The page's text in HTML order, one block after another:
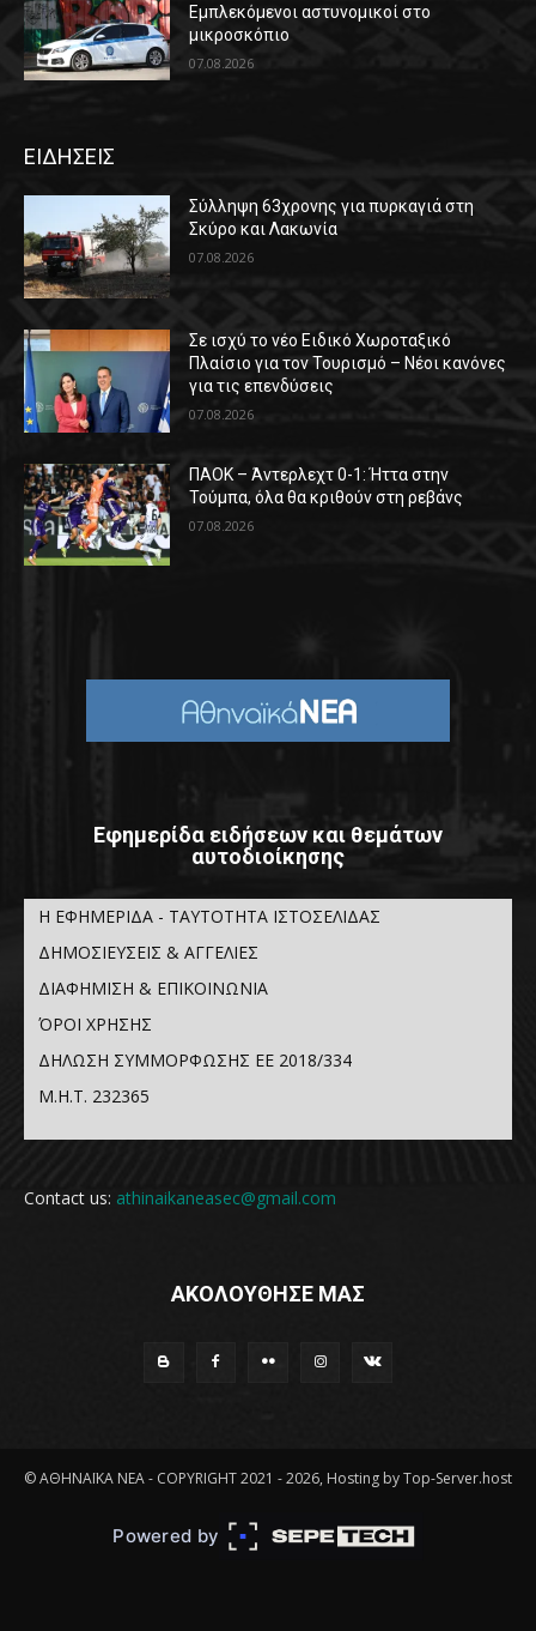
Εμπλεκόμενοι αστυνομικοί στο
μικροσκόπιο
07.08.2026
ΕΙΔΗΣΕΙΣ
Σύλληψη 63χρονης για πυρκαγιά στη
Σκύρο και Λακωνία
07.08.2026
Σε ισχύ το νέο Ειδικό Χωροταξικό
Πλαίσιο για τον Τουρισμό – Νέοι κανόνες
για τις επενδύσεις
07.08.2026
ΠΑΟΚ – Άντερλεχτ 0-1: Ήττα στην
Τούμπα, όλα θα κριθούν στη ρεβάνς
07.08.2026
Εφημερίδα ειδήσεων και θεμάτων
αυτοδιοίκησης
Η ΕΦΗΜΕΡΙΔΑ - ΤΑΥΤΟΤΗΤΑ ΙΣΤΟΣΕΛΙΔΑΣ
ΔΗΜΟΣΙΕΥΣΕΙΣ & ΑΓΓΕΛΙΕΣ
ΔΙΑΦΗΜΙΣΗ & ΕΠΙΚΟΙΝΩΝΙΑ
ΌΡΟΙ ΧΡΗΣΗΣ
ΔΗΛΩΣΗ ΣΥΜΜΟΡΦΩΣΗΣ ΕΕ 2018/334
Μ.Η.Τ. 232365
Contact us: athinaikaneasec@gmail.com
ΑΚΟΛΟΥΘΗΣΕ ΜΑΣ
© ΑΘΗΝΑΪΚΑ ΝΕΑ - COPYRIGHT 2021 - 2026, Hosting by Top-Server.host
Powered by